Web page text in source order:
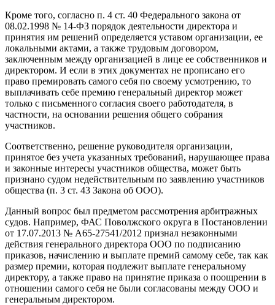
Кроме того, согласно п. 4 ст. 40 Федерального закона от
08.02.1998 № 14-ФЗ порядок деятельности директора и
принятия им решений определяется уставом организации, ее
локальными актами, а также трудовым договором,
заключенным между организацией в лице ее собственников и
директором. И если в этих документах не прописано его
право премировать самого себя по своему усмотрению, то
выплачивать себе премию генеральный директор может
только с письменного согласия своего работодателя, в
частности, на основании решения общего собрания
участников.
Соответственно, решение руководителя организации,
принятое без учета указанных требований, нарушающее права
и законные интересы участников общества, может быть
признано судом недействительным по заявлению участников
общества (п. 3 ст. 43 Закона об ООО).
Данный вопрос был предметом рассмотрения арбитражных
судов. Например, ФАС Поволжского округа в Постановлении
от 17.07.2013 № А65-27541/2012 признал незаконными
действия генерального директора ООО по подписанию
приказов, начислению и выплате премий самому себе, так как
размер премии, которая подлежит выплате генеральному
директору, а также право на принятие приказа о поощрении в
отношении самого себя не были согласованы между ООО и
генеральным директором.